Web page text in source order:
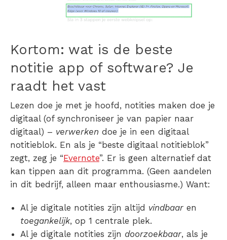
Kortom: wat is de beste
notitie app of software? Je
raadt het vast
Lezen doe je met je hoofd, notities maken doe je
digitaal (of synchroniseer je van papier naar
digitaal) – verwerken doe je in een digitaal
notitieblok. En als je “beste digitaal notitieblok”
zegt, zeg je “Evernote”. Er is geen alternatief dat
kan tippen aan dit programma. (Geen aandelen
in dit bedrijf, alleen maar enthousiasme.) Want:
Al je digitale notities zijn altijd vindbaar en
toegankelijk, op 1 centrale plek.
Al je digitale notities zijn doorzoekbaar, als je